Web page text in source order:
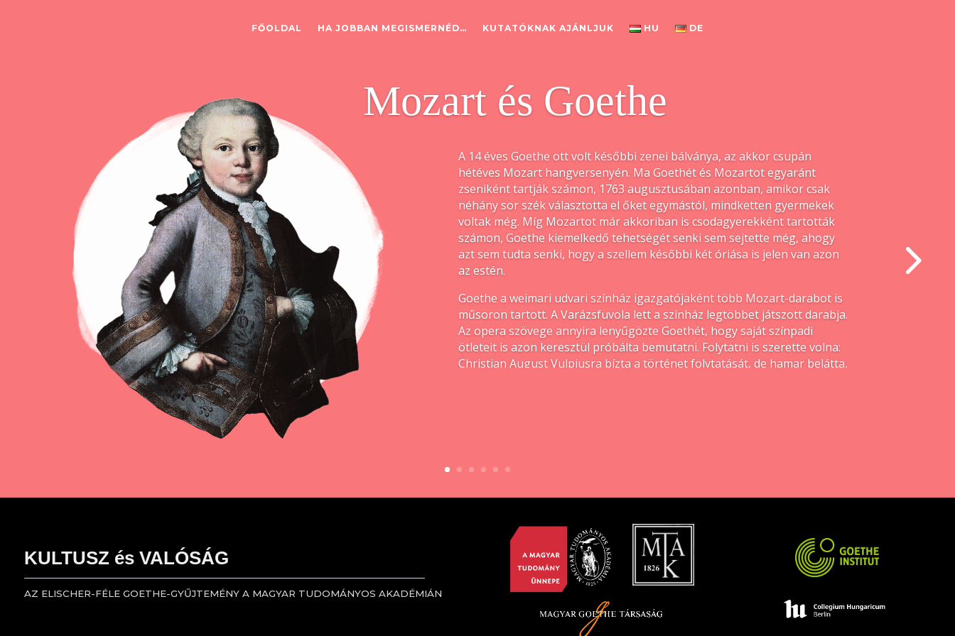
FŐOLDAL HA JOBBAN MEGISMERNÉD… KUTATÓKNAK AJÁNLJUK HU DE
Mozart és Goethe
A 14 éves Goethe ott volt későbbi zenei bálványa, az akkor csupán
hétéves Mozart hangversenyén. Ma Goethét és Mozartot egyaránt
zseniként tartják számon, 1763 augusztusában azonban, amikor csak
néhány sor szék választotta el őket egymástól, mindketten gyermekek
voltak még. Míg Mozartot már akkoriban is csodagyerekként tartották
számon, Goethe kiemelkedő tehetségét senki sem sejtette még, ahogy
azt sem tudta senki, hogy a szellem későbbi két óriása is jelen van azon
az estén.
Goethe a weimari udvari színház igazgatójaként több Mozart-darabot is
műsoron tartott. A Varázsfuvola lett a színház legtöbbet játszott darabja.
Az opera szövege annyira lenyűgözte Goethét, hogy saját színpadi
ötleteit is azon keresztül próbálta bemutatni. Folytatni is szerette volna:
Christian August Vulpiusra bízta a történet folytatását, de hamar belátta,
KULTUSZ és VALÓSÁG
AZ ELISCHER-FÉLE GOETHE-GYŰJTEMÉNY A MAGYAR TUDOMÁNYOS AKADÉMIÁN